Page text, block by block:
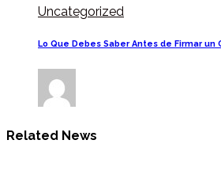
Uncategorized
Lo Que Debes Saber Antes de Firmar un
Related News